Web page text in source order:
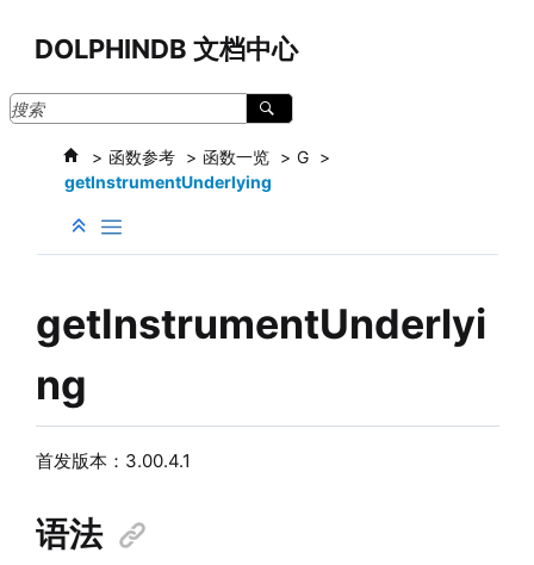
DOLPHINDB 文档中心
函数参考 函数一览
G
getInstrumentUnderlying
getInstrumentUnderlyi
ng
首发版本：3.00.4.1
语法